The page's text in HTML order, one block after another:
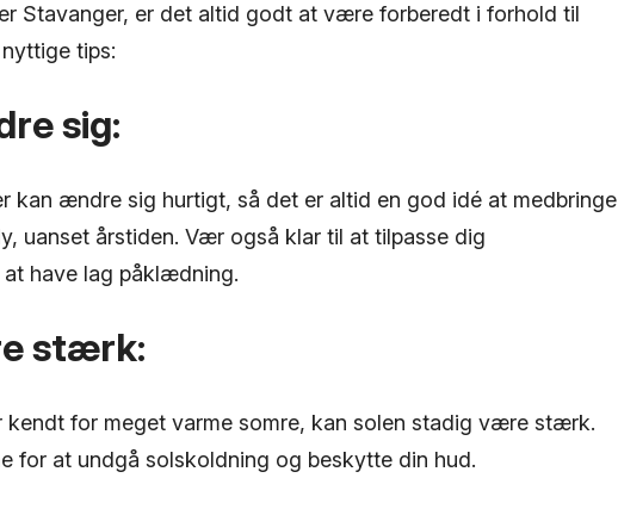
Stavanger, er det altid godt at være forberedt i forhold til
tips:
sig:
kan ændre sig hurtigt, så det er altid en god idé at medbringe
uanset årstiden. Vær også klar til at tilpasse dig
have lag påklædning.
stærk:
kendt for meget varme somre, kan solen stadig være stærk.
for at undgå solskoldning og beskytte din hud.